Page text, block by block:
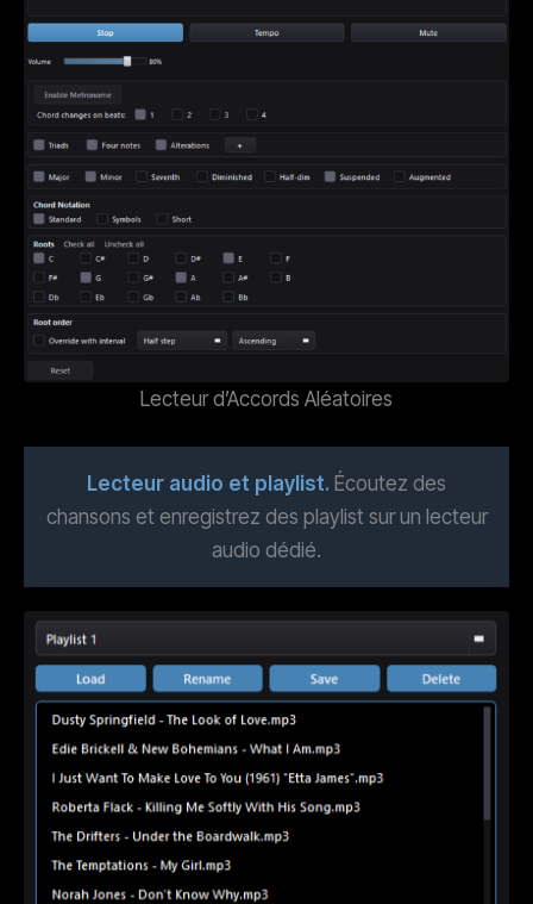
Lecteur d’Accords Aléatoires
Lecteur audio et playlist. Écoutez des
chansons et enregistrez des playlist sur un lecteur
audio dédié.